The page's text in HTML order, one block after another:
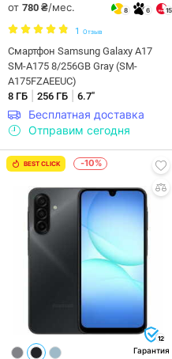
от 780 ₴/мес. 8 6 15
1 Отзыв
Смартфон Samsung Galaxy A17
SM-A175 8/256GB Gray (SM-
A175FZAEEUC)
8 ГБ
256 ГБ 6.7"
Бесплатная доставка
Отправим сегодня
BEST CLICK -10%
12
Гарантия